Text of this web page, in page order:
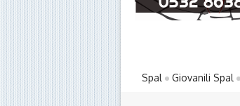
Spal Giovanili Spal